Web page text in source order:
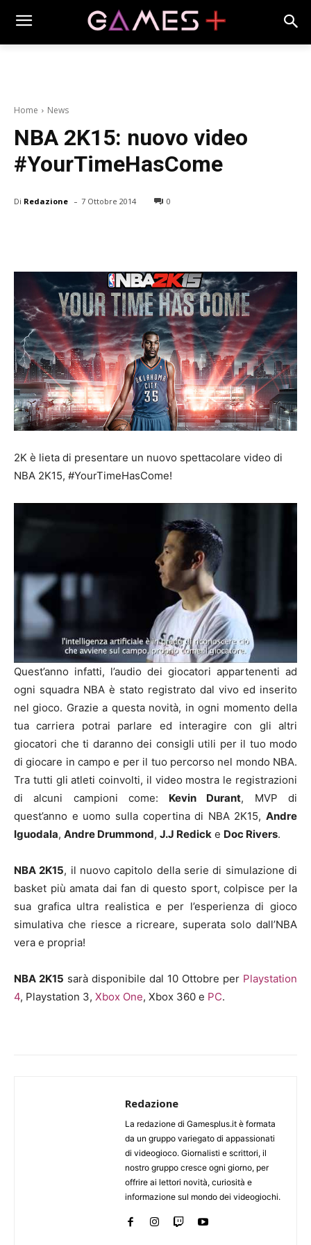
Home News
NBA 2K15: nuovo video
#YourTimeHasCome
Di Redazione - 7 Ottobre 2014 0
2K è lieta di presentare un nuovo spettacolare video di
NBA 2K15, #YourTimeHasCome!
Quest’anno infatti, l’audio dei giocatori appartenenti ad
ogni squadra NBA è stato registrato dal vivo ed inserito
nel gioco. Grazie a questa novità, in ogni momento della
tua carriera potrai parlare ed interagire con gli altri
giocatori che ti daranno dei consigli utili per il tuo modo
di giocare in campo e per il tuo percorso nel mondo NBA.
Tra tutti gli atleti coinvolti, il video mostra le registrazioni
di alcuni campioni come: Kevin Durant, MVP di
quest’anno e uomo sulla copertina di NBA 2K15, Andre
Iguodala, Andre Drummond, J.J Redick e Doc Rivers.
NBA 2K15, il nuovo capitolo della serie di simulazione di
basket più amata dai fan di questo sport, colpisce per la
sua grafica ultra realistica e per l’esperienza di gioco
simulativa che riesce a ricreare, superata solo dall’NBA
vera e propria!
NBA 2K15 sarà disponibile dal 10 Ottobre per Playstation
4, Playstation 3, Xbox One, Xbox 360 e PC.
Redazione
La redazione di Gamesplus.it è formata
da un gruppo variegato di appassionati
di videogioco. Giornalisti e scrittori, il
nostro gruppo cresce ogni giorno, per
offrire ai lettori novità, curiosità e
informazione sul mondo dei videogiochi.